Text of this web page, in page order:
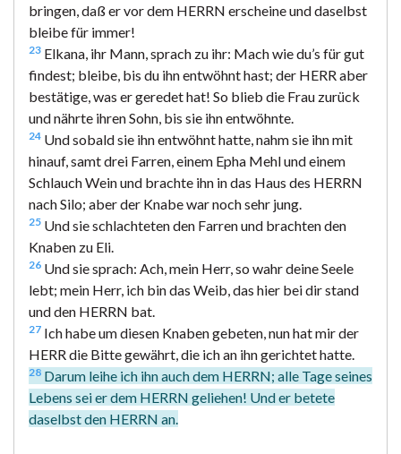
bringen, daß er vor dem HERRN erscheine und daselbst
bleibe für immer!
23 Elkana, ihr Mann, sprach zu ihr: Mach wie du’s für gut
findest; bleibe, bis du ihn entwöhnt hast; der HERR aber
bestätige, was er geredet hat! So blieb die Frau zurück
und nährte ihren Sohn, bis sie ihn entwöhnte.
24 Und sobald sie ihn entwöhnt hatte, nahm sie ihn mit
hinauf, samt drei Farren, einem Epha Mehl und einem
Schlauch Wein und brachte ihn in das Haus des HERRN
nach Silo; aber der Knabe war noch sehr jung.
25 Und sie schlachteten den Farren und brachten den
Knaben zu Eli.
26 Und sie sprach: Ach, mein Herr, so wahr deine Seele
lebt; mein Herr, ich bin das Weib, das hier bei dir stand
und den HERRN bat.
27 Ich habe um diesen Knaben gebeten, nun hat mir der
HERR die Bitte gewährt, die ich an ihn gerichtet hatte.
28 Darum leihe ich ihn auch dem HERRN; alle Tage seines
Lebens sei er dem HERRN geliehen! Und er betete
daselbst den HERRN an.